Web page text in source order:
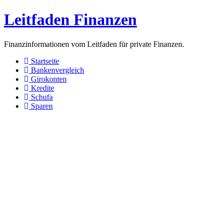
Leitfaden Finanzen
Finanzinformationen vom Leitfaden für private Finanzen.
Startseite
Bankenvergleich
Girokonten
Kredite
Schufa
Sparen